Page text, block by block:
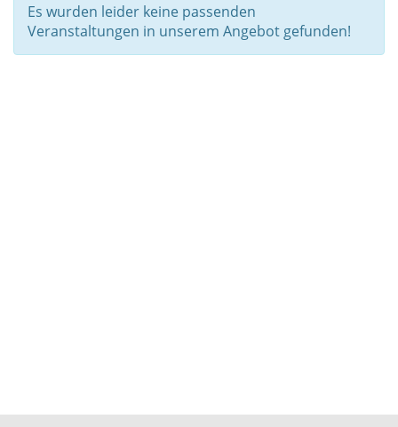
Es wurden leider keine passenden
Veranstaltungen in unserem Angebot gefunden!